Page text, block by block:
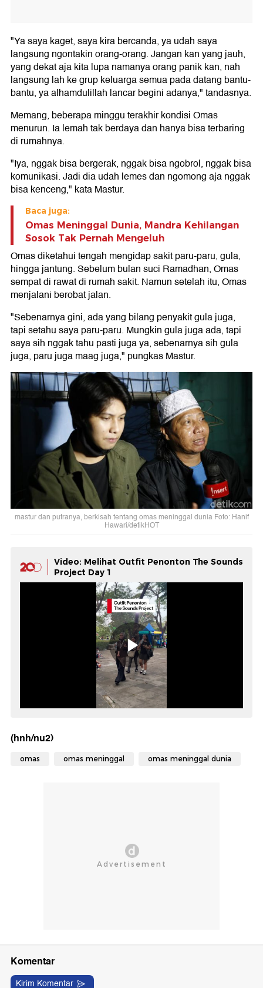
"Ya saya kaget, saya kira bercanda, ya udah saya
langsung ngontakin orang-orang. Jangan kan yang jauh,
yang dekat aja kita lupa namanya orang panik kan, nah
langsung lah ke grup keluarga semua pada datang bantu-
bantu, ya alhamdulillah lancar begini adanya," tandasnya.
Memang, beberapa minggu terakhir kondisi Omas
menurun. Ia lemah tak berdaya dan hanya bisa terbaring
di rumahnya.
"Iya, nggak bisa bergerak, nggak bisa ngobrol, nggak bisa
komunikasi. Jadi dia udah lemes dan ngomong aja nggak
bisa kenceng," kata Mastur.
Baca juga:
Omas Meninggal Dunia, Mandra Kehilangan
Sosok Tak Pernah Mengeluh
Omas diketahui tengah mengidap sakit paru-paru, gula,
hingga jantung. Sebelum bulan suci Ramadhan, Omas
sempat di rawat di rumah sakit. Namun setelah itu, Omas
menjalani berobat jalan.
"Sebenarnya gini, ada yang bilang penyakit gula juga,
tapi setahu saya paru-paru. Mungkin gula juga ada, tapi
saya sih nggak tahu pasti juga ya, sebenarnya sih gula
juga, paru juga maag juga," pungkas Mastur.
mastur dan putranya, berkisah tentang omas meninggal dunia Foto: Hanif
Hawari/detikHOT
Video: Melihat Outfit Penonton The Sounds
Project Day 1
(hnh/nu2)
omas omas meninggal omas meninggal dunia